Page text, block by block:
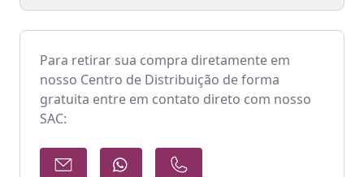
Para retirar sua compra diretamente em
nosso Centro de Distribuição de forma
gratuita entre em contato direto com nosso
SAC: